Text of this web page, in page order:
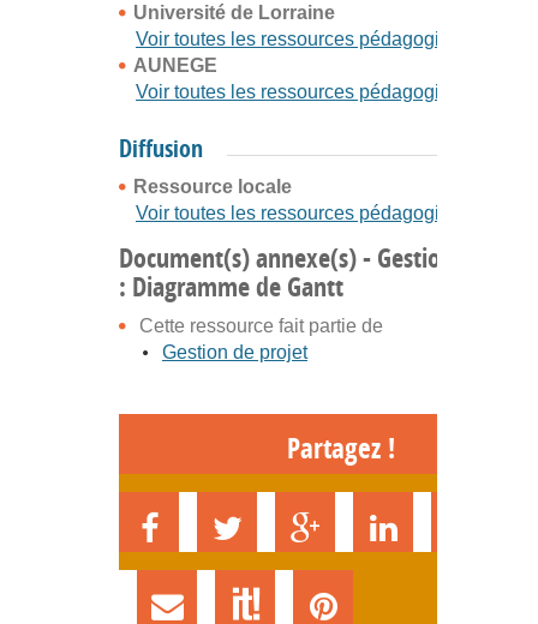
Université de Lorraine
Voir toutes les ressources pédagogiques
AUNEGE
Voir toutes les ressources pédagogiques
Diffusion
Ressource locale
Voir toutes les ressources pédagogiques
Document(s) annexe(s) - Gestion de
: Diagramme de Gantt
Cette ressource fait partie de
Gestion de projet
Partagez !